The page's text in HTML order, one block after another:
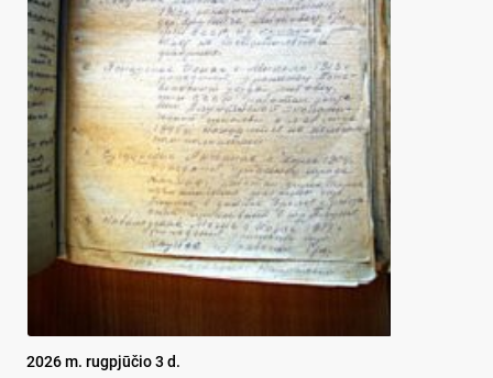
2026 m. rugpjūčio 3 d.